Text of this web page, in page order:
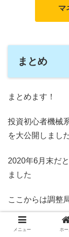
マ
まとめ
まとめます！
投資初心者機械
を大公開しまし
2020年6月末だ
ました
ここからは調整
これで少しでも
メニュー ホー